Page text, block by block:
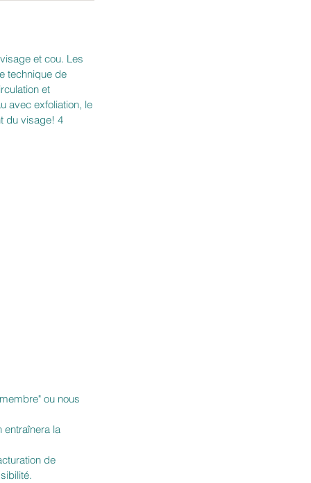
et cou. Les
technique de
et
avec exfoliation, le
du visage! 4
ou nous
entraînera la
de